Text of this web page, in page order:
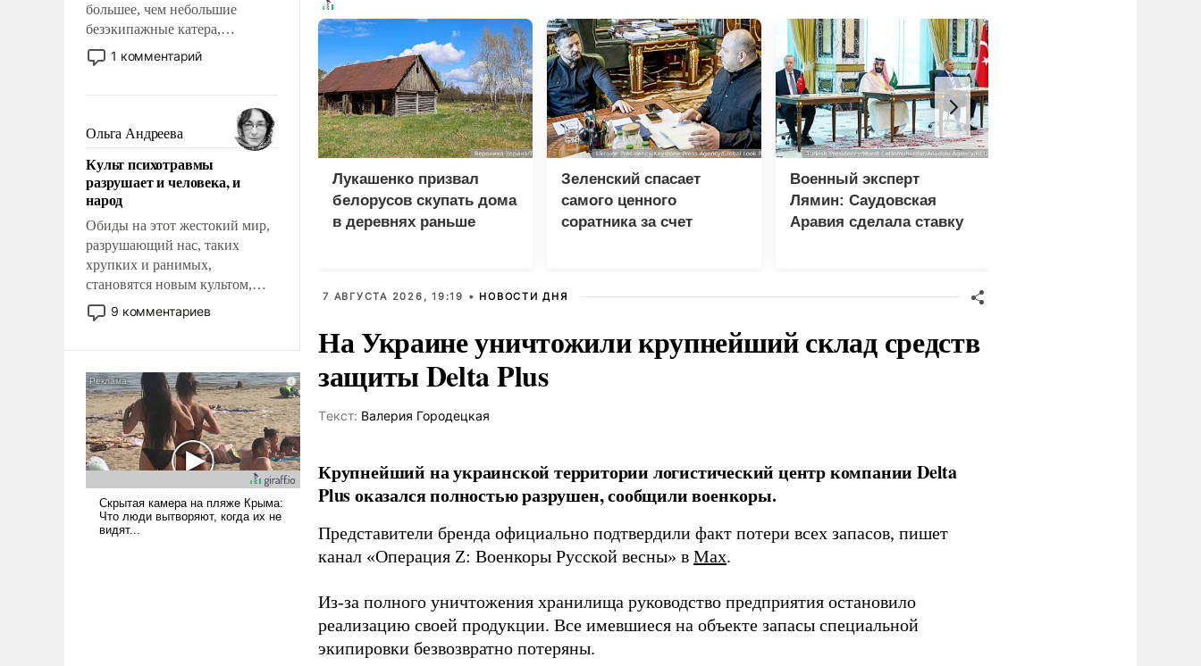
большее, чем небольшие
безэкипажные катера,
применение которых уже
стало обыденностью. Задача по
сложна и амбициозна. Однако
и ее реализация радикально
поднимет наши боевые
возможности.
1 комментарий
Ольга Андреева
Культ психотравмы
разрушает и человека, и
народ
Обиды на этот жестокий мир,
разрушающий нас, таких
хрупких и ранимых,
становятся новым культом,
постепенно вытесняя и
отменяя традиционное
ударами судьбы, брать на себя
ответственность, помогать
слабым, идти вперед и
адаптироваться.
9 комментариев
Лукашенко призвал
белорусов скупать дома
в деревнях раньше
Зеленский спасает
самого ценного
соратника за счет
Военный эксперт
Лямин: Саудовская
Аравия сделала ставку
7 АВГУСТА 2026, 19:19 • НОВОСТИ ДНЯ
На Украине уничтожили крупнейший склад средств
защиты Delta Plus
Tекст: Валерия Городецкая
Крупнейший на украинской территории логистический центр компании Delta
Plus оказался полностью разрушен, сообщили военкоры.
Представители бренда официально подтвердили факт потери всех запасов, пишет
канал «Операция Z: Военкоры Русской весны» в Max.
Из-за полного уничтожения хранилища руководство предприятия остановило
реализацию своей продукции. Все имевшиеся на объекте запасы специальной
экипировки безвозвратно потеряны.